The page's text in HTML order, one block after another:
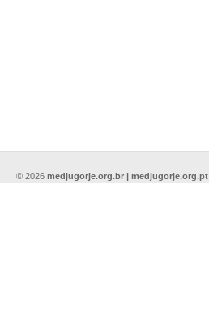
© 2026 medjugorje.org.br | medjugorje.org.pt